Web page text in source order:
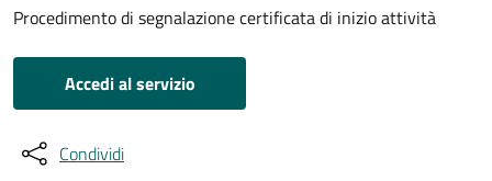
Procedimento di segnalazione certificata di inizio attività
Accedi al servizio
Condividi